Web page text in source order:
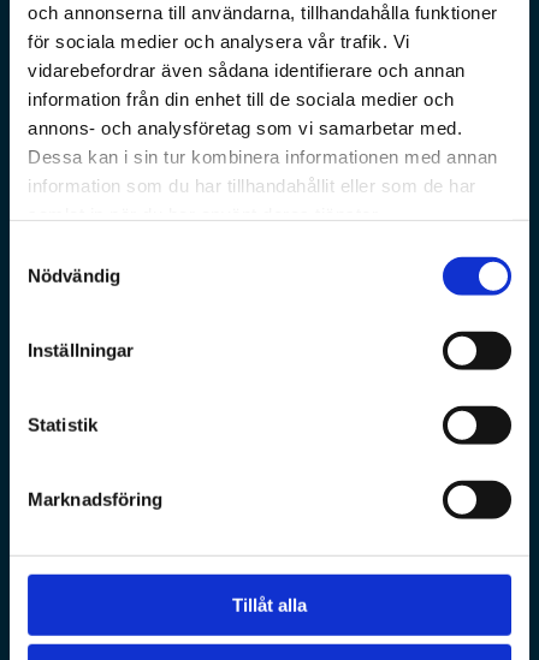
och annonserna till användarna, tillhandahålla funktioner
för sociala medier och analysera vår trafik. Vi
vidarebefordrar även sådana identifierare och annan
information från din enhet till de sociala medier och
annons- och analysföretag som vi samarbetar med.
Dessa kan i sin tur kombinera informationen med annan
information som du har tillhandahållit eller som de har
Nödvändig
Inställningar
Statistik
Marknadsföring
Tillåt alla